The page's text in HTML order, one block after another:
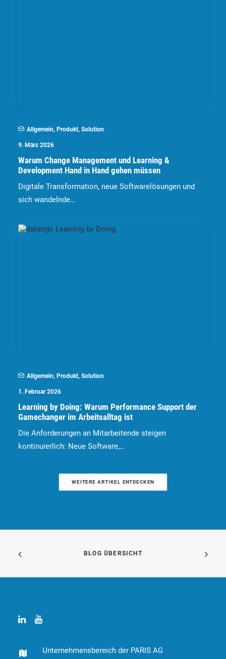
Allgemein, Produkt, Solution
9. März 2026
Warum Change Management und Learning &
Development Hand in Hand gehen müssen
Digitale Transformation, neue Softwarelösungen und
sich wandelnde…
Allgemein, Produkt, Solution
1. Februar 2026
Learning by Doing: Warum Performance Support der
Gamechanger im Arbeitsalltag ist
Die Anforderungen an Mitarbeitende steigen
kontinuierlich: Neue Software,…
WEITERE ARTIKEL ENTDECKEN
BLOG ÜBERSICHT
Unternehmensbereich der PARIS AG